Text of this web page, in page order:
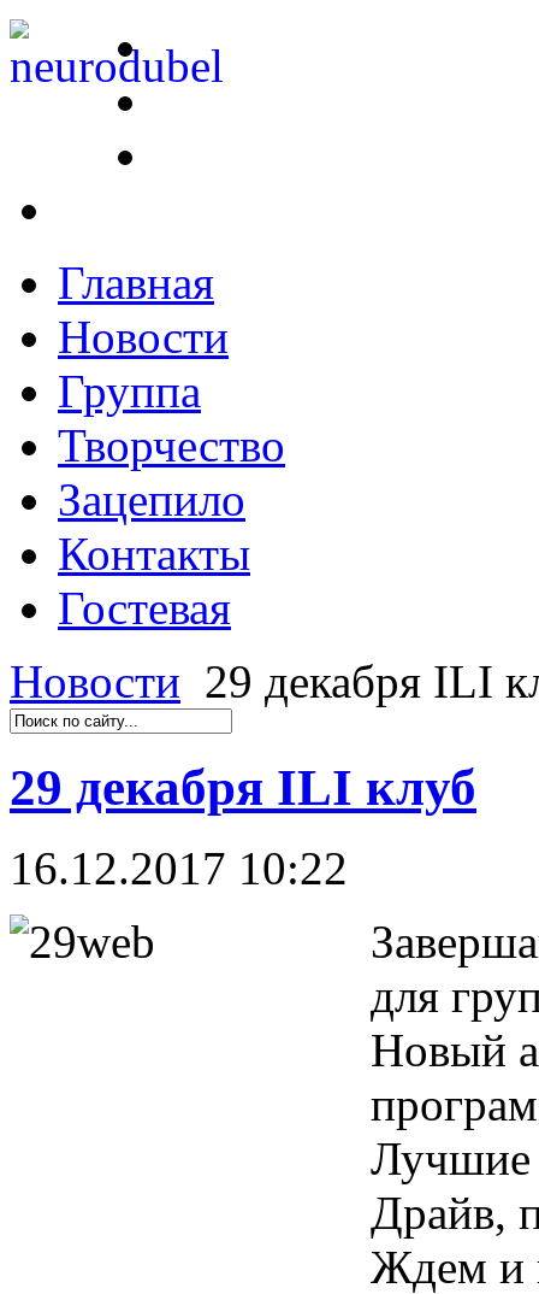
Главная
Новости
Группа
Творчество
Зацепило
Контакты
Гостевая
Новости 29 декабря ILI
29 декабря ILI клуб
16.12.2017 10:22
для
Новый
Лучшие
Драйв,
Ждем и